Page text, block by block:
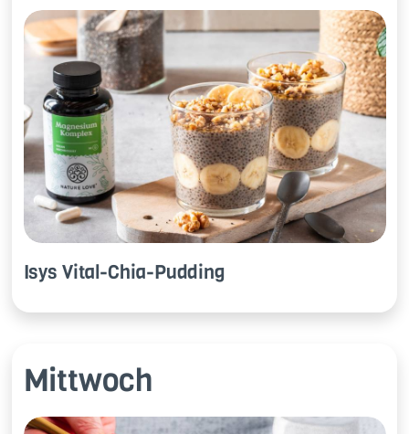
Isys Vi­tal-Chia-Pud­ding
Mittwoch